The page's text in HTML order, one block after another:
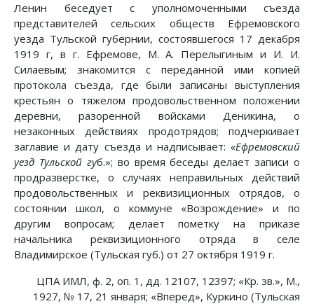
Ленин беседует с уполномоченными съезда
представителей сельских обществ Ефремовского
уезда Тульской губернии, состоявшегося 17 декабря
1919 г, в г. Ефремове, М. А. Перелыгиным и И. И.
Силаевым; знакомится с переданной ими копией
протокола съезда, где были записаны выступления
крестьян о тяжелом продовольственном положении
деревни, разоренной войсками Деникина, о
незаконных действиях продотрядов; подчеркивает
заглавие и дату съезда и надписывает: «Ефремовский
уезд Тульской губ.»; во время беседы делает записи о
продразверстке, о случаях неправильных действий
продовольственных и реквизиционных отрядов, о
состоянии школ, о коммуне «Возрождение» и по
другим вопросам; делает пометку на приказе
начальника реквизиционного отряда в селе
Владимирское (Тульская губ.) от 27 октября 1919 г.
ЦПА ИМЛ, ф. 2, оп. 1, дд. 12107, 12397; «Кр. зв.», М.,
1927, № 17, 21 января; «Вперед», Куркино (Тульская